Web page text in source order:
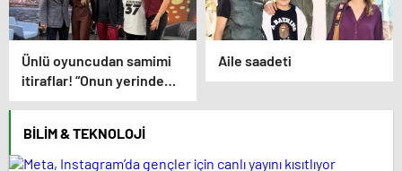
Ünlü oyuncudan samimi
itiraflar! “Onun yerinde
olsaydım diye çok
Aile saadeti
BILIM & TEKNOLOJI